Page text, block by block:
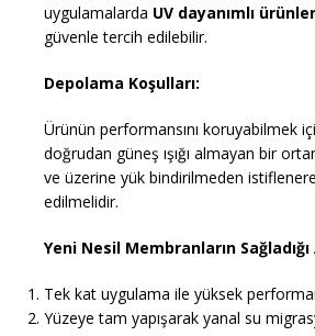
uygulamalarda UV dayanımlı ürünler
güvenle tercih edilebilir.
Depolama Koşulları:
Ürünün performansını koruyabilmek
doğrudan güneş ışığı almayan bir
ve üzerine yük bindirilmeden
edilmelidir.
Yeni Nesil Membranların
Tek kat uygulama ile yüksek
Yüzeye tam yapışarak yanal su